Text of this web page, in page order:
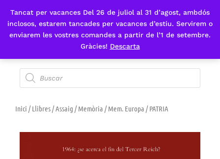
Tancat per vacances Del 26 de juliol al 31 d’agost, ambdós
inclosos, estarem tancades per vacances d’estiu. Servirem o
enviarem les vostres comandes a partir de l’1 de setembre.
Gràcies! Descarta
Fes-te'n sòcia
Inici /Llibres/Assaig /Memòria /Mem. Europa / PATRIA